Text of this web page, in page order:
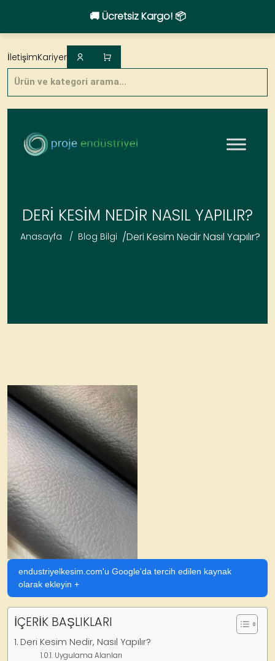
🚚 Ücretsiz Kargo! 📦
to
content
Products
search
İletişimKariyer
DERI KESIM NEDIR NASIL YAPILIR?
Anasayfa / Blog Bilgi /Deri Kesim Nedir Nasıl Yapılır?
endustriyelkesim.com'u Google'da tercih edilen kaynak
olarak ekleyin +
İÇERİK BAŞLIKLARI
Deri Kesim Nedir, Nasıl Yapılır?
Uygulama Alanları